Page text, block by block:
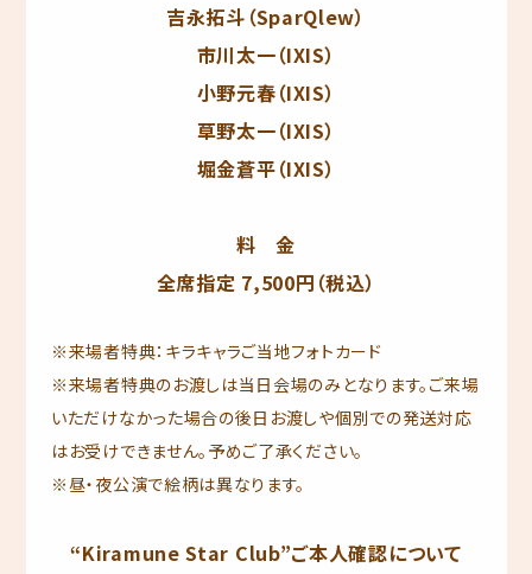
吉永拓斗（SparQlew）
市川太一（IXIS）
小野元春（IXIS）
草野太一（IXIS）
堀金蒼平（IXIS）
料 金
全席指定 7,500円（税込）
※来場者特典：キラキャラご当地フォトカード
※来場者特典のお渡しは当日会場のみとなります。ご来場
いただけなかった場合の後日お渡しや個別での発送対応
はお受けできません。予めご了承ください。
※昼‧夜公演で絵柄は異なります。
“Kiramune Star Club”ご本人確認について